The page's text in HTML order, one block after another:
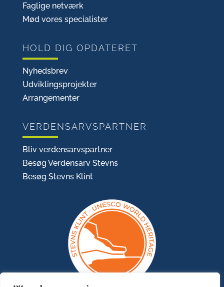
Faglige netværk
Mød vores specialister
HOLD DIG OPDATERET
Nyhedsbrev
Udviklingsprojekter
Arrangementer
VERDENSARVSPARTNER
Bliv verdensarvspartner
Besøg Verdensarv Stevns
Besøg Stevns Klint